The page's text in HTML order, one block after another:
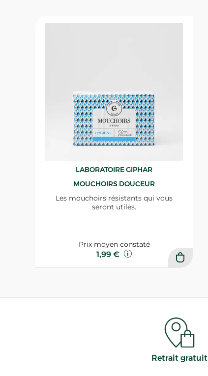
LABORATOIRE GIPHAR
MOUCHOIRS DOUCEUR
Les mouchoirs résistants qui vous
seront utiles.
Prix moyen constaté
1,99 €
Retrait gratuit